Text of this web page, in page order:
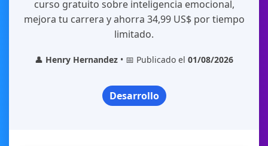
curso gratuito sobre inteligencia emocional,
mejora tu carrera y ahorra 34,99 US$ por tiempo
limitado.
👤 Henry Hernandez • 📅 Publicado el 01/08/2026
Desarrollo